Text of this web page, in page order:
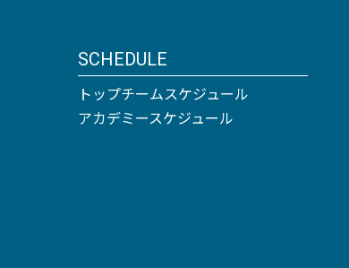
SCHEDULE
トップチームスケジュール
アカデミースケジュール